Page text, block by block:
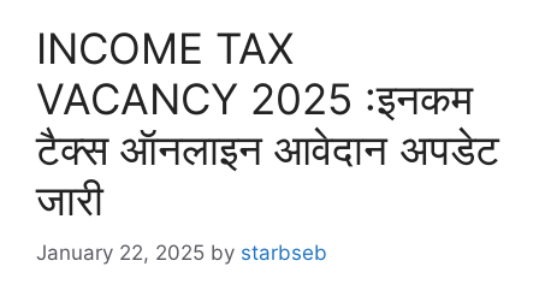
INCOME TAX
VACANCY 2025 :इनकम
टैक्स ऑनलाइन आवेदान अपडेट
जारी
January 22, 2025 by starbseb